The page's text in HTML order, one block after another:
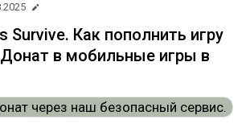
Как пополнить игру
в мобильные игры в